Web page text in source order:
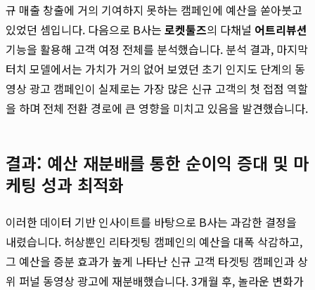
규 매출 창출에 거의 기여하지 못하는 캠페인에 예산을 쏟아붓고
있었던 셈입니다. 다음으로 B사는 로켓툴즈의 다채널 어트리뷰션
기능을 활용해 고객 여정 전체를 분석했습니다. 분석 결과, 마지막
터치 모델에서는 가치가 거의 없어 보였던 초기 인지도 단계의 동
영상 광고 캠페인이 실제로는 가장 많은 신규 고객의 첫 접점 역할
을 하며 전체 전환 경로에 큰 영향을 미치고 있음을 발견했습니다.
결과: 예산 재분배를 통한 순이익 증대 및 마
케팅 성과 최적화
이러한 데이터 기반 인사이트를 바탕으로 B사는 과감한 결정을
내렸습니다. 허상뿐인 리타겟팅 캠페인의 예산을 대폭 삭감하고,
그 예산을 증분 효과가 높게 나타난 신규 고객 타겟팅 캠페인과 상
위 퍼널 동영상 광고에 재분배했습니다. 3개월 후, 놀라운 변화가